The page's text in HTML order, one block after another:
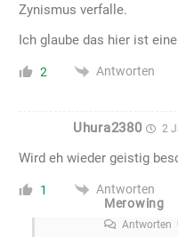
Zynismus verfalle.
Ich glaube das hier ist
2 Antworten
Uhura2380 2
Wird eh wieder geistig
1
Antworten
Merowing
Antworten